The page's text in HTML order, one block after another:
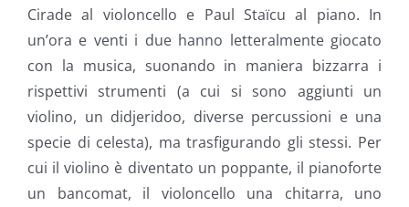
Cirade al violoncello e Paul Staïcu al piano. In
un’ora e venti i due hanno letteralmente giocato
con la musica, suonando in maniera bizzarra i
rispettivi strumenti (a cui si sono aggiunti un
violino, un didjeridoo, diverse percussioni e una
specie di celesta), ma trasfigurando gli stessi. Per
cui il violino è diventato un poppante, il pianoforte
un bancomat, il violoncello una chitarra, uno